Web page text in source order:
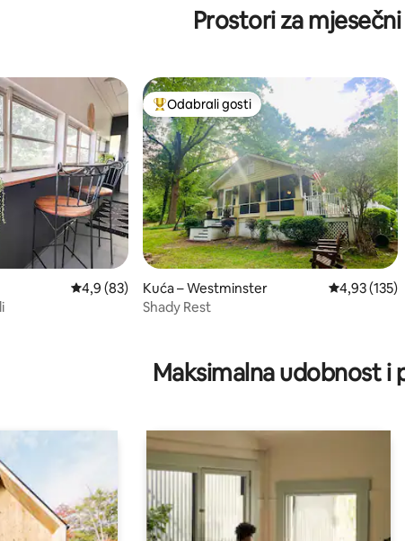
Prostori za
s oznakom „Odabrali gosti”
Prosječna ocjena: 4,9/5, recenzija: 83
4,9 (83)
Među najviše rangiranima s oznakom
Odabrali gosti
Kuća – Westminster Prosječna
4,93 (135)
Shady Rest
Maksimalna udobnost i